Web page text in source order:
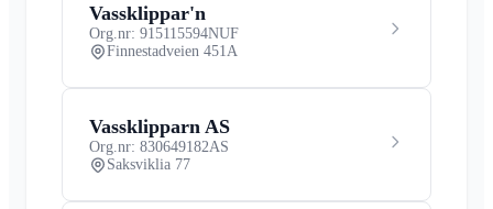
Vassklippar'n
Org.nr: 915115594NUF
Finnestadveien 451A
Vassklipparn AS
Org.nr: 830649182AS
Saksviklia 77